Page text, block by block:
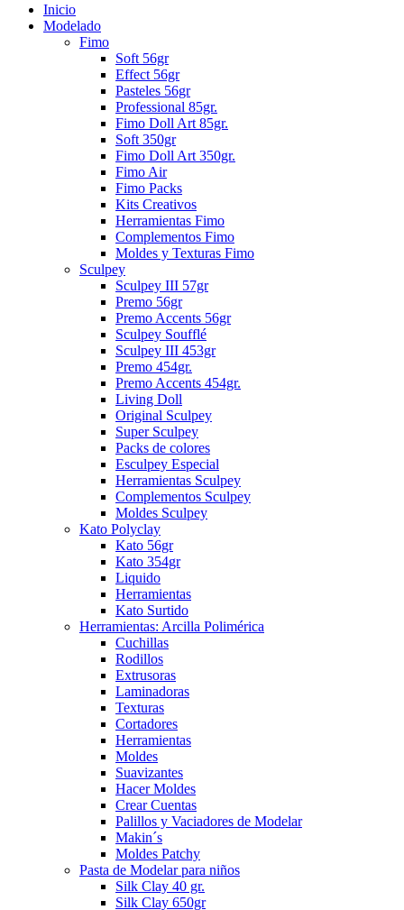
Inicio
Modelado
Fimo
Soft 56gr
Effect 56gr
Pasteles 56gr
Professional 85gr.
Fimo Doll Art 85gr.
Soft 350gr
Fimo Doll Art 350gr.
Fimo Air
Fimo Packs
Kits Creativos
Herramientas Fimo
Complementos Fimo
Moldes y Texturas Fimo
Sculpey
Sculpey III 57gr
Premo 56gr
Premo Accents 56gr
Sculpey Soufflé
Sculpey III 453gr
Premo 454gr.
Premo Accents 454gr.
Living Doll
Original Sculpey
Super Sculpey
Packs de colores
Esculpey Especial
Herramientas Sculpey
Complementos Sculpey
Moldes Sculpey
Kato Polyclay
Kato 56gr
Kato 354gr
Liquido
Herramientas
Kato Surtido
Herramientas: Arcilla Polimérica
Cuchillas
Rodillos
Extrusoras
Laminadoras
Texturas
Cortadores
Herramientas
Moldes
Suavizantes
Hacer Moldes
Crear Cuentas
Palillos y Vaciadores de Modelar
Makin´s
Moldes Patchy
Pasta de Modelar para niños
Silk Clay 40 gr.
Silk Clay 650gr